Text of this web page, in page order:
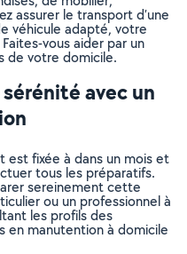
assurer le transport d’une
véhicule adapté, votre
vous aider par un
de votre domicile.
avec un
fixée à dans un mois et
tous les préparatifs.
sereinement cette
ou un professionnel à
les profils des
en manutention à domicile